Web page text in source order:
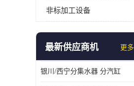
非标加工设备
最新供应商机 更多
银川/西宁分集水器 分汽缸